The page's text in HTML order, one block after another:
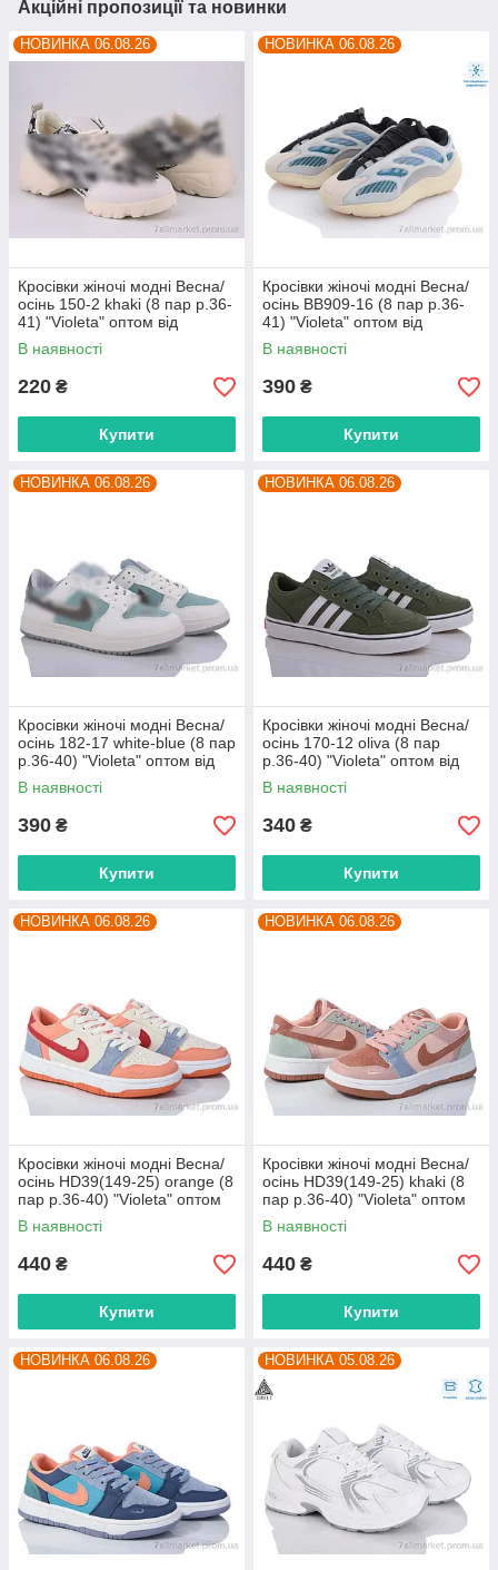
Акційні пропозиції та новинки
НОВИНКА 06.08.26
Кросівки жіночі модні Весна/
осінь 150-2 khaki (8 пар р.36-
41) "Violeta" оптом від
прямого постачальника
В наявності
220 ₴
Купити
НОВИНКА 06.08.26
Кросівки жіночі модні Весна/
осінь BB909-16 (8 пар р.36-
41) "Violeta" оптом від
прямого постачальника
В наявності
390 ₴
Купити
НОВИНКА 06.08.26
Кросівки жіночі модні Весна/
осінь 182-17 white-blue (8 пар
р.36-40) "Violeta" оптом від
прямого постачальника
В наявності
390 ₴
Купити
НОВИНКА 06.08.26
Кросівки жіночі модні Весна/
осінь 170-12 oliva (8 пар
р.36-40) "Violeta" оптом від
прямого постачальника
В наявності
340 ₴
Купити
НОВИНКА 06.08.26
Кросівки жіночі модні Весна/
осінь HD39(149-25) orange (8
пар р.36-40) "Violeta" оптом
від прямого постачальника
В наявності
440 ₴
Купити
НОВИНКА 06.08.26
Кросівки жіночі модні Весна/
осінь HD39(149-25) khaki (8
пар р.36-40) "Violeta" оптом
від прямого постачальника
В наявності
440 ₴
Купити
НОВИНКА 06.08.26 НОВИНКА 05.08.26